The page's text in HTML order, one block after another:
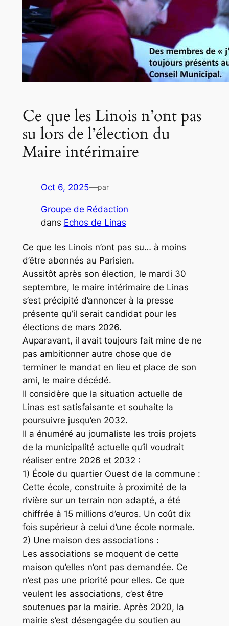
Ce que les Linois n’ont pas
su lors de l’élection du
Maire intérimaire
Oct 6, 2025—par
Groupe de Rédaction
dans Echos de Linas
Ce que les Linois n’ont pas su… à moins
d’être abonnés au Parisien.
Aussitôt après son élection, le mardi 30
septembre, le maire intérimaire de Linas
s’est précipité d’annoncer à la presse
présente qu’il serait candidat pour les
élections de mars 2026.
Auparavant, il avait toujours fait mine de ne
pas ambitionner autre chose que de
terminer le mandat en lieu et place de son
ami, le maire décédé.
Il considère que la situation actuelle de
Linas est satisfaisante et souhaite la
poursuivre jusqu’en 2032.
Il a énuméré au journaliste les trois projets
de la municipalité actuelle qu’il voudrait
réaliser entre 2026 et 2032 :
1) École du quartier Ouest de la commune :
Cette école, construite à proximité de la
rivière sur un terrain non adapté, a été
chiffrée à 15 millions d’euros. Un coût dix
fois supérieur à celui d’une école normale.
2) Une maison des associations :
Les associations se moquent de cette
maison qu’elles n’ont pas demandée. Ce
n’est pas une priorité pour elles. Ce que
veulent les associations, c’est être
soutenues par la mairie. Après 2020, la
mairie s’est désengagée du soutien au